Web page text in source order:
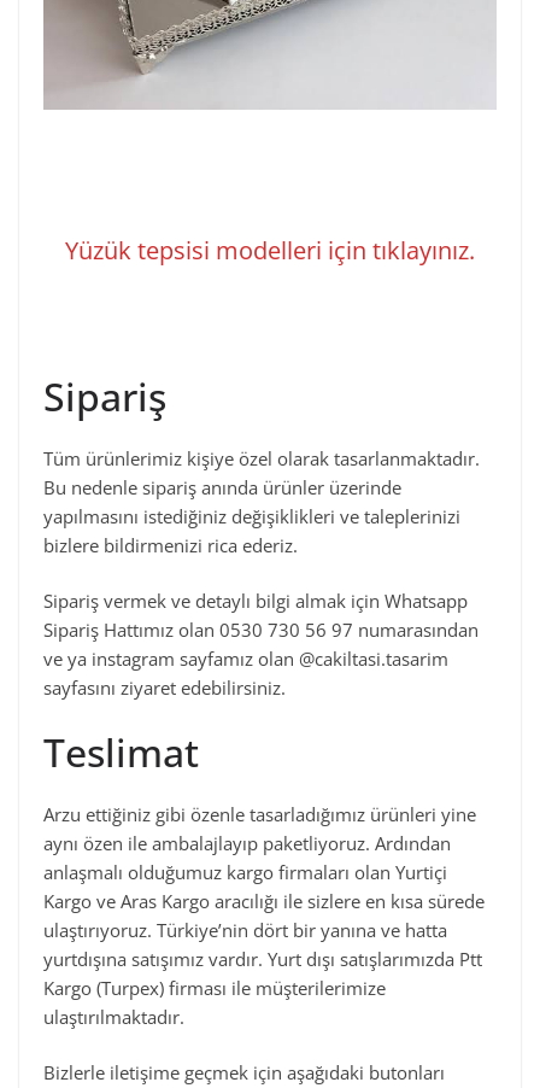
Yüzük tepsisi modelleri için tıklayınız.
Sipariş
Tüm ürünlerimiz kişiye özel olarak tasarlanmaktadır.
Bu nedenle sipariş anında ürünler üzerinde
yapılmasını istediğiniz değişiklikleri ve taleplerinizi
bizlere bildirmenizi rica ederiz.
Sipariş vermek ve detaylı bilgi almak için Whatsapp
Sipariş Hattımız olan 0530 730 56 97 numarasından
ve ya instagram sayfamız olan @cakiltasi.tasarim
sayfasını ziyaret edebilirsiniz.
Teslimat
Arzu ettiğiniz gibi özenle tasarladığımız ürünleri yine
aynı özen ile ambalajlayıp paketliyoruz. Ardından
anlaşmalı olduğumuz kargo firmaları olan Yurtiçi
Kargo ve Aras Kargo aracılığı ile sizlere en kısa sürede
ulaştırıyoruz. Türkiye’nin dört bir yanına ve hatta
yurtdışına satışımız vardır. Yurt dışı satışlarımızda Ptt
Kargo (Turpex) firması ile müşterilerimize
ulaştırılmaktadır.
Bizlerle iletişime geçmek için aşağıdaki butonları